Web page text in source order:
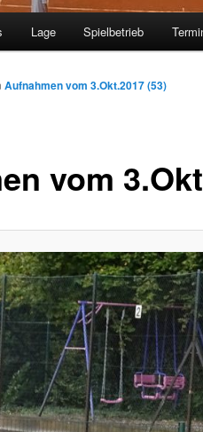
Lage Spielbetrieb
vom
Aufnahmen vom 3.Okt.2017 (53)